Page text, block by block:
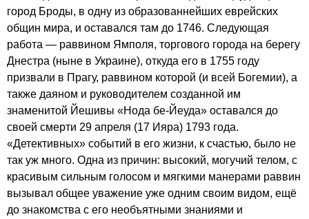
город Броды, в одну из образованнейших еврейских
общин мира, и оставался там до 1746. Следующая
работа — раввином Ямполя, торгового города на берегу
Днестра (ныне в Украине), откуда его в 1755 году
призвали в Прагу, раввином которой (и всей Богемии), а
также даяном и руководителем созданной им
знаменитой Йешивы «Нода бе-Йеуда» оставался до
своей смерти 29 апреля (17 Ияра) 1793 года.
«Детективных» событий в его жизни, к счастью, было не
так уж много. Одна из причин: высокий, могучий телом, с
красивым сильным голосом и мягкими манерами раввин
вызывал общее уважение уже одним своим видом, ещё
до знакомства с его необъятными знаниями и